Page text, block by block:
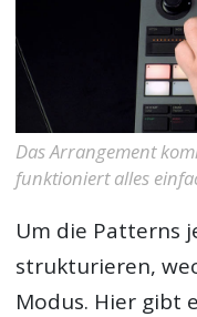
Das Arrangement
funktioniert alles
Um die Patterns
strukturieren,
Modus. Hier gibt